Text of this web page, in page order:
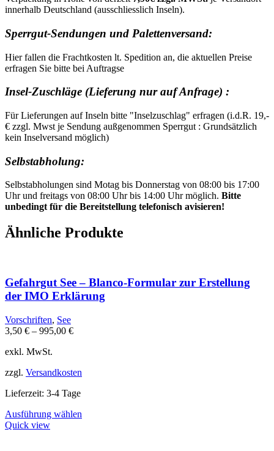
innerhalb Deutschland (ausschliesslich Inseln).
Sperrgut-Sendungen und Palettenversand:
Hier fallen die Frachtkosten lt. Spedition an, die aktuellen Preise
erfragen Sie bitte bei Auftragse
Insel-Zuschläge (Lieferung nur auf Anfrage) :
Für Lieferungen auf Inseln bitte "Inselzuschlag" erfragen (i.d.R. 19,-
€ zzgl. Mwst je Sendung außgenommen Sperrgut : Grundsätzlich
kein Inselversand möglich)
Selbstabholung:
Selbstabholungen sind Motag bis Donnerstag von 08:00 bis 17:00
Uhr und freitags von 08:00 Uhr bis 14:00 Uhr möglich. Bitte
unbedingt für die Bereitstellung telefonisch avisieren!
Ähnliche Produkte
Gefahrgut See – Blanco-Formular zur Erstellung
der IMO Erklärung
Vorschriften, See
3,50 € – 995,00 €
exkl. MwSt.
zzgl. Versandkosten
Lieferzeit: 3-4 Tage
Ausführung wählen
Quick view